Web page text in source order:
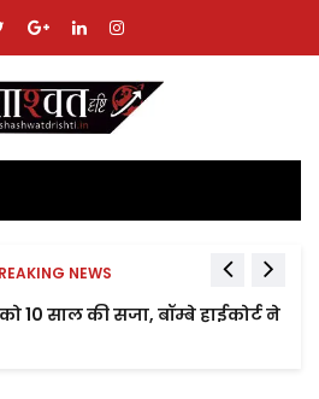
NEWS
साल की सजा, बॉम्बे हाईकोर्ट ने